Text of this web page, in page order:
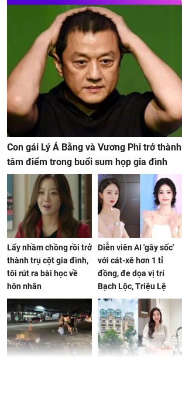
Con gái Lý Á Bằng và Vương Phi trở thành
tâm điểm trong buổi sum họp gia đình
Lấy nhầm chồng rồi trở
thành trụ cột gia đình,
tôi rút ra bài học về
hôn nhân
Diễn viên AI 'gây sốc'
với cát-xê hơn 1 tỉ
đồng, đe dọa vị trí
Bạch Lộc, Triệu Lệ
Dĩnh